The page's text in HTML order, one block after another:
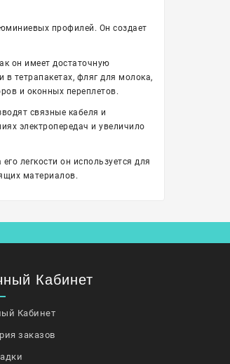
профилей. Он создает
он имеет достаточную
тетрапакетах, фляг для молока,
и оконных переплетов.
связные кабеля и
электропередач и увеличило
легкости он используется для
материалов.
Кабинет
Кабинет
заказов